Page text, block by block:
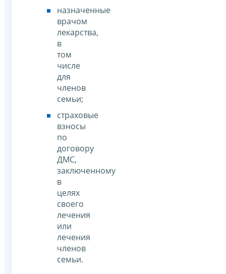
назначенные
врачом
лекарства,
в
том
числе
для
членов
семьи;
страховые
взносы
по
договору
ДМС,
заключенному
в
целях
своего
лечения
или
лечения
членов
семьи.